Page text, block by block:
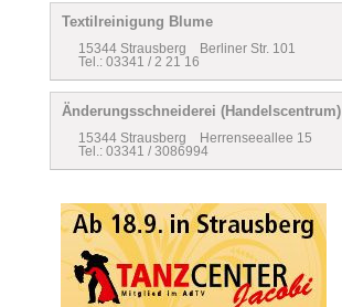
Textilreinigung Blume
15344 Strausberg Berliner Str. 101
Tel.: 03341 / 2 21 16
Änderungsschneiderei (Handelscentrum)
15344 Strausberg Herrenseeallee 15
Tel.: 03341 / 3086994